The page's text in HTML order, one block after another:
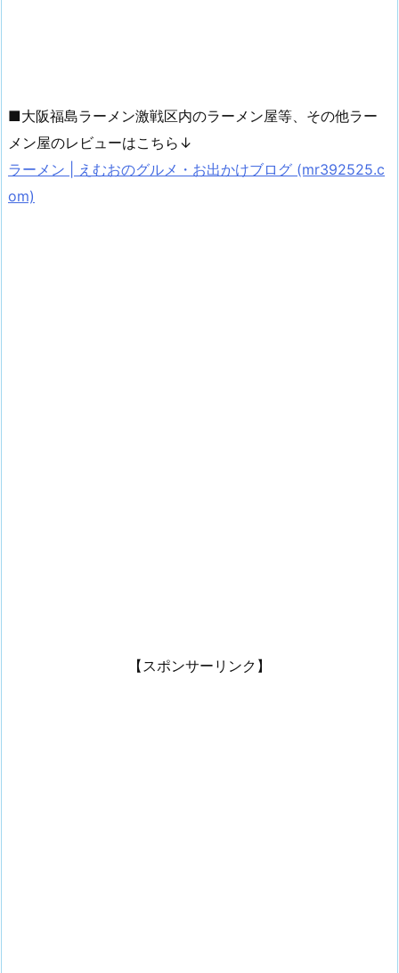
■大阪福島ラーメン激戦区内のラーメン屋等、その他ラー
メン屋のレビューはこちら↓
ラーメン | えむおのグルメ・お出かけブログ (mr392525.c
om)
【スポンサーリンク】